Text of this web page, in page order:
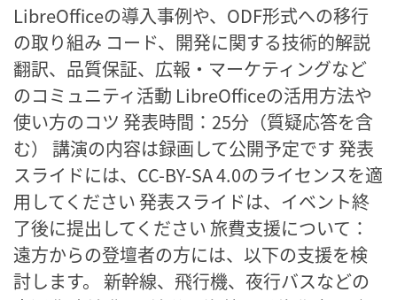
LibreOfficeの導入事例や、ODF形式への移行
の取り組み コード、開発に関する技術的解説
翻訳、品質保証、広報・マーケティングなど
のコミュニティ活動 LibreOfficeの活用方法や
使い方のコツ 発表時間：25分（質疑応答を含
む） 講演の内容は録画して公開予定です 発表
スライドには、CC-BY-SA 4.0のライセンスを適
用してください 発表スライドは、イベント終
了後に提出してください 旅費支援について：
遠方からの登壇者の方には、以下の支援を検
討します。 新幹線、飛行機、夜行バスなどの